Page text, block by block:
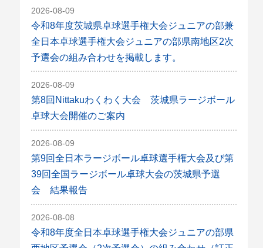
2026-08-09
令和8年度茨城県卓球選手権大会ジュニアの部兼
全日本卓球選手権大会ジュニアの部県南地区2次
予選会の組み合わせを掲載します。
2026-08-09
第8回Nittakuわくわく大会 茨城県ラージボール
卓球大会開催のご案内
2026-08-09
第9回全日本ラージボール卓球選手権大会及び第
39回全国ラージボール卓球大会の茨城県予選
会 結果報告
2026-08-08
令和8年度全日本卓球選手権大会ジュニアの部県